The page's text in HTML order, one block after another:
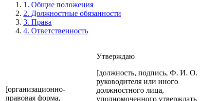
1. Общие положения
2. Должностные обязанности
3. Права
4. Ответственность
[организационно-
правовая форма,
Утверждаю
[должность, подпись, Ф. И. О.
руководителя или иного
должностного лица,
уполномоченного утверждать